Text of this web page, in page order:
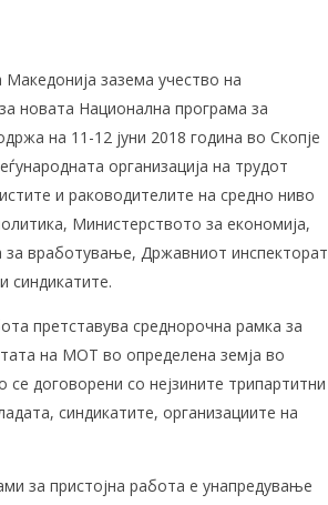
зазема учество на
новата Национална програма за
на 11-12 јуни 2018 година во Скопје
организација на трудот
и раководителите на средно ниво
Министерството за економија,
за вработување, Државниот инспекторат
синдикатите.
претставува среднорочна рамка за
на МОТ во определена земја во
договорени со нејзините трипартитни
синдикатите, организациите на
за пристојна работа е унапредување